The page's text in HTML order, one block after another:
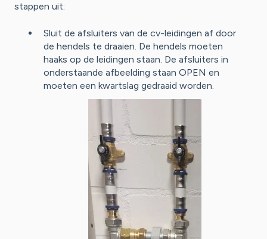
stappen uit:
Sluit de afsluiters van de cv-leidingen af door
de hendels te draaien. De hendels moeten
haaks op de leidingen staan. De afsluiters in
onderstaande afbeelding staan OPEN en
moeten een kwartslag gedraaid worden.